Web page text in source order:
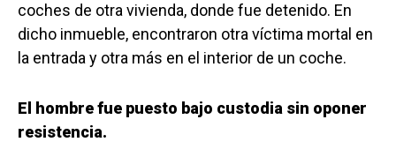
coches de otra vivienda, donde fue detenido. En
dicho inmueble, encontraron otra víctima mortal en
la entrada y otra más en el interior de un coche.
El hombre fue puesto bajo custodia sin oponer
resistencia.